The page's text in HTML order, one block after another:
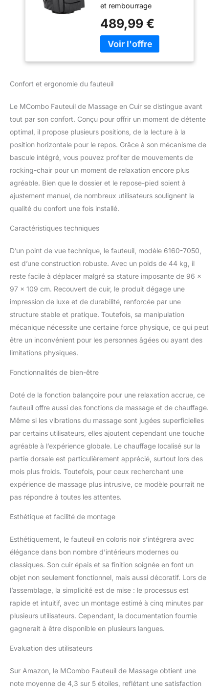
et rembourrage
nœuds de massage
vibrants: dos, hanche,
jambe, mollet et cinq
normal Le dossier
permet de vous asseoir
tandis que le siège
rembourré offre un
encore plus de confort
Le système de chauffage
est installé à l'arrière.
Intégrez deux interfaces
USB pour recharger votre
téléphone portable Le
dossier peut être ajusté
dossier peut être
facilement ajusté dans
différentes positions
blocage et d'ouverture
du ressort à gaz
489,99 €
Confort et ergonomie du fauteuil
Le MCombo Fauteuil de Massage en Cuir se distingue avant
tout par son confort. Conçu pour offrir un moment de détente
optimal, il propose plusieurs positions, de la lecture à la
position horizontale pour le repos. Grâce à son mécanisme de
bascule intégré, vous pouvez profiter de mouvements de
rocking-chair pour un moment de relaxation encore plus
agréable. Bien que le dossier et le repose-pied soient à
ajustement manuel, de nombreux utilisateurs soulignent la
qualité du confort une fois installé.
Caractéristiques techniques
D’un point de vue technique, le fauteuil, modèle 6160-7050,
est d’une construction robuste. Avec un poids de 44 kg, il
reste facile à déplacer malgré sa stature imposante de 96 x
97 x 109 cm. Recouvert de cuir, le produit dégage une
impression de luxe et de durabilité, renforcée par une
structure stable et pratique. Toutefois, sa manipulation
mécanique nécessite une certaine force physique, ce qui peut
être un inconvénient pour les personnes âgées ou ayant des
limitations physiques.
Fonctionnalités de bien-être
Doté de la fonction balançoire pour une relaxation accrue, ce
fauteuil offre aussi des fonctions de massage et de chauffage.
Même si les vibrations du massage sont jugées superficielles
par certains utilisateurs, elles ajoutent cependant une touche
agréable à l’expérience globale. Le chauffage localisé sur la
partie dorsale est particulièrement apprécié, surtout lors des
mois plus froids. Toutefois, pour ceux recherchant une
expérience de massage plus intrusive, ce modèle pourrait ne
pas répondre à toutes les attentes.
Esthétique et facilité de montage
Esthétiquement, le fauteuil en coloris noir s’intégrera avec
élégance dans bon nombre d’intérieurs modernes ou
classiques. Son cuir épais et sa finition soignée en font un
objet non seulement fonctionnel, mais aussi décoratif. Lors de
l’assemblage, la simplicité est de mise : le processus est
rapide et intuitif, avec un montage estimé à cinq minutes par
plusieurs utilisateurs. Cependant, la documentation fournie
gagnerait à être disponible en plusieurs langues.
Evaluation des utilisateurs
Sur Amazon, le MCombo Fauteuil de Massage obtient une
note moyenne de 4,3 sur 5 étoiles, reflétant une satisfaction